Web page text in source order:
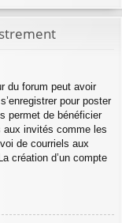
du forum peut avoir
pour poster
permet de bénéficier
aux invités comme les
de courriels aux
création d’un compte